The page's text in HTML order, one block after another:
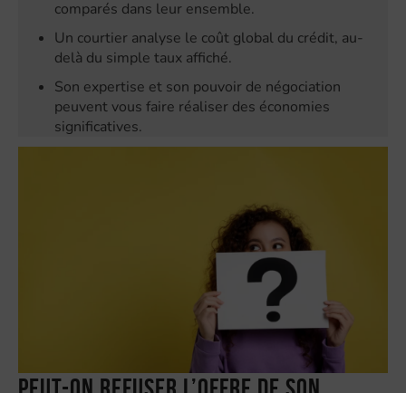
comparés dans leur ensemble.
Un courtier analyse le coût global du crédit, au-
delà du simple taux affiché.
Son expertise et son pouvoir de négociation
peuvent vous faire réaliser des économies
significatives.